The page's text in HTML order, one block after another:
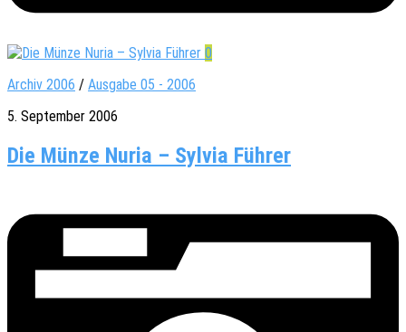
0
Archiv 2006 / Ausgabe 05 - 2006
5. September 2006
Die Münze Nuria – Sylvia Führer